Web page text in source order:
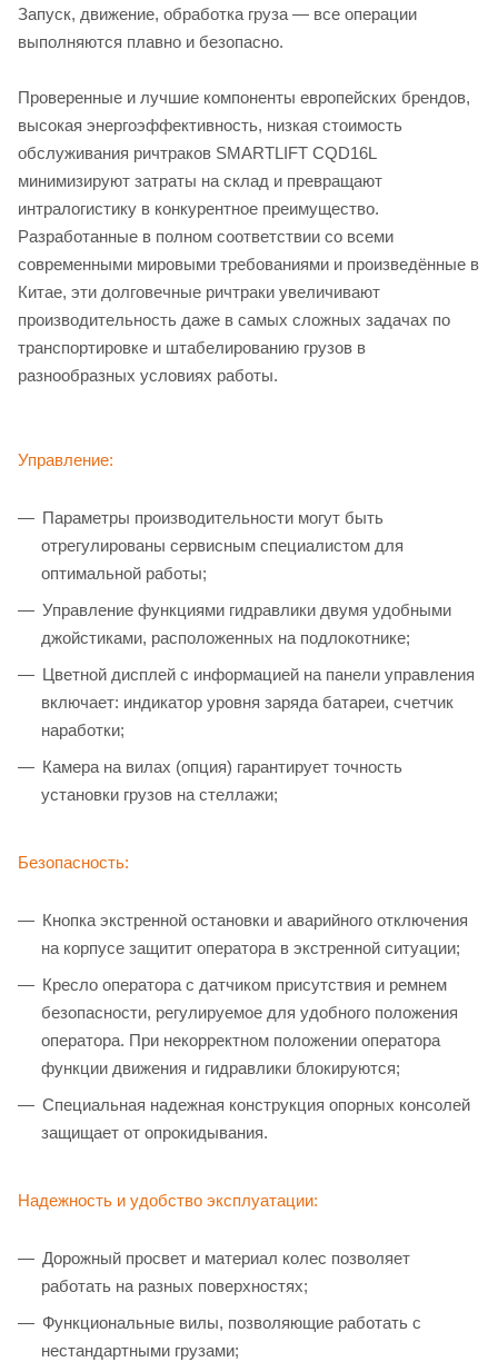
Запуск, движение, обработка груза — все операции
выполняются плавно и безопасно.
Проверенные и лучшие компоненты европейских брендов,
высокая энергоэффективность, низкая стоимость
обслуживания ричтраков SMARTLIFT CQD16L
минимизируют затраты на склад и превращают
интралогистику в конкурентное преимущество.
Разработанные в полном соответствии со всеми
современными мировыми требованиями и произведённые в
Китае, эти долговечные ричтраки увеличивают
производительность даже в самых сложных задачах по
транспортировке и штабелированию грузов в
разнообразных условиях работы.
Управление:
Параметры производительности могут быть
отрегулированы сервисным специалистом для
оптимальной работы;
Управление функциями гидравлики двумя удобными
джойстиками, расположенных на подлокотнике;
Цветной дисплей с информацией на панели управления
включает: индикатор уровня заряда батареи, счетчик
наработки;
Камера на вилах (опция) гарантирует точность
установки грузов на стеллажи;
Безопасность:
Кнопка экстренной остановки и аварийного отключения
на корпусе защитит оператора в экстренной ситуации;
Кресло оператора с датчиком присутствия и ремнем
безопасности, регулируемое для удобного положения
оператора. При некорректном положении оператора
функции движения и гидравлики блокируются;
Специальная надежная конструкция опорных консолей
защищает от опрокидывания.
Надежность и удобство эксплуатации:
Дорожный просвет и материал колес позволяет
работать на разных поверхностях;
Функциональные вилы, позволяющие работать с
нестандартными грузами;